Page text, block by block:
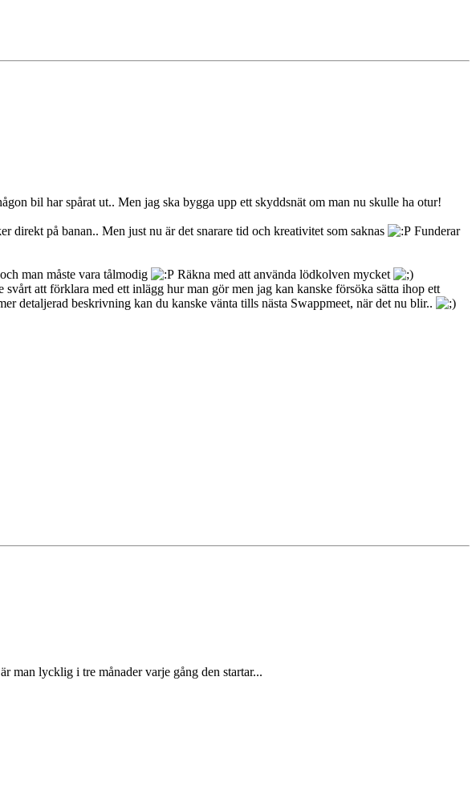
bil har spårat ut.. Men jag ska bygga upp ett skyddsnät om man nu skulle ha otur!
direkt på banan.. Men just nu är det snarare tid och kreativitet som saknas
Funderar
man måste vara tålmodig
Räkna med att använda lödkolven mycket
att förklara med ett inlägg hur man gör men jag kan kanske försöka sätta ihop ett
detaljerad beskrivning kan du kanske vänta tills nästa Swappmeet, när det nu blir..
man lycklig i tre månader varje gång den startar...